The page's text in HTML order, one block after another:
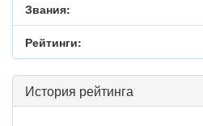
Звания:
Рейтинги:
История рейтинга